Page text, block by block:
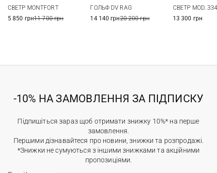
СВЕТР MONTFORT
5 850 грн11 700 грн
ГОЛЬФ DV RAG
14 140 грн20 200 грн
СВЕТР MOD.
13 300 грн
-10% НА ЗАМОВЛЕННЯ ЗА ПІДПИСКУ
Підпишіться зараз щоб отримати знижку 10%* на перше
замовлення.
Першими дізнавайтеся про новини, знижки та розпродажі.
*Знижки не сумуються з іншими знижками та акційними
пропозиціями.